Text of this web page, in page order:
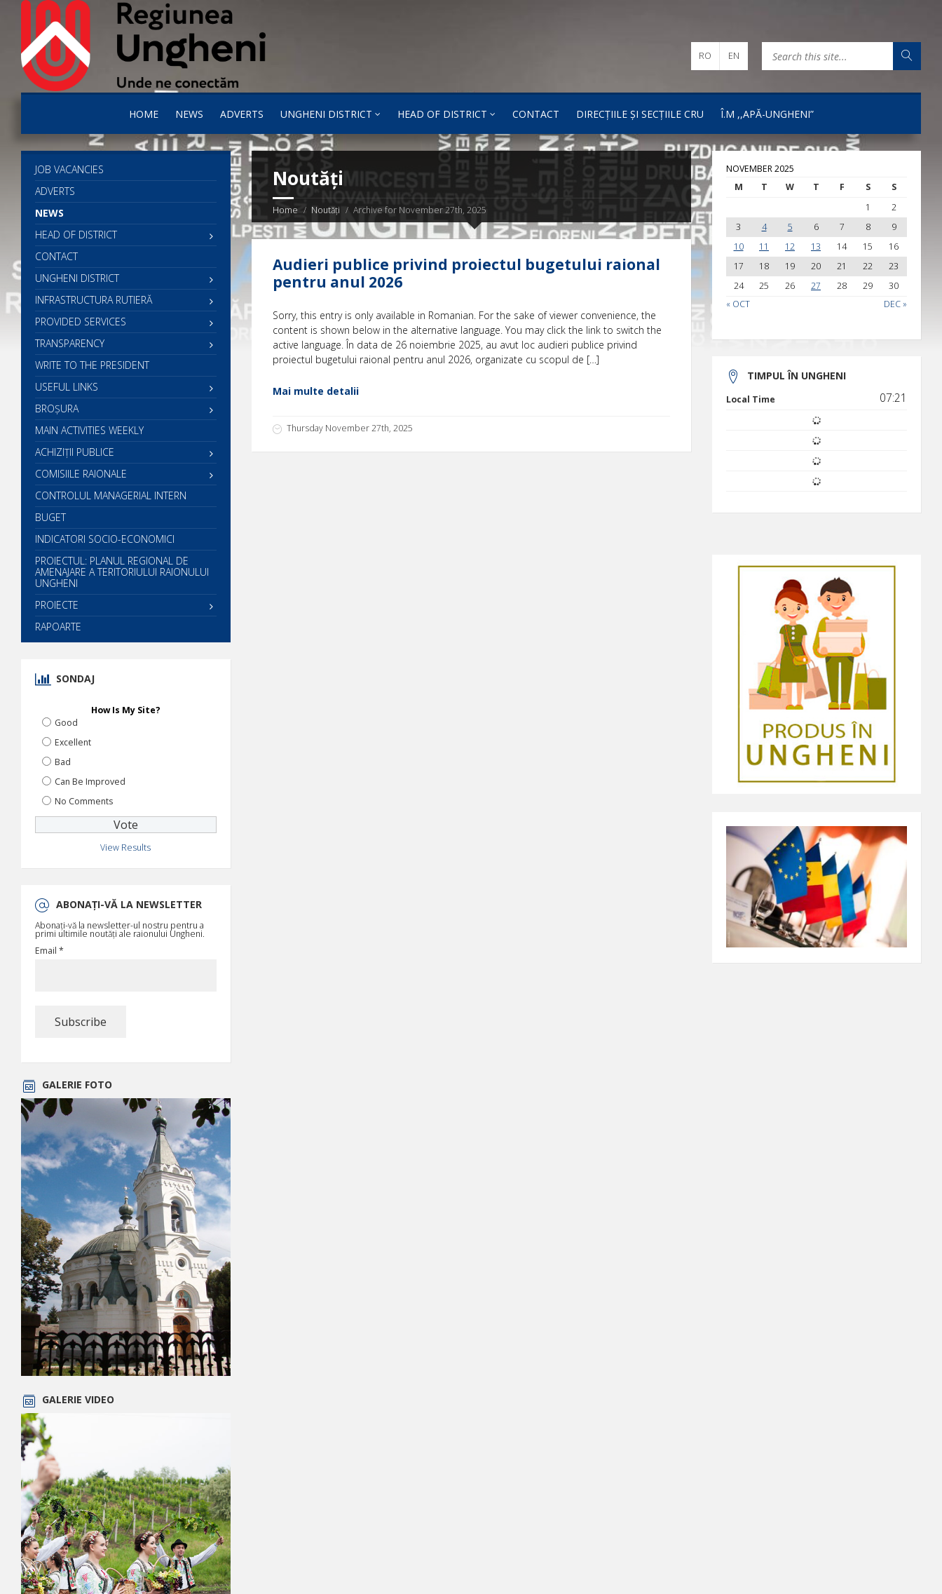
HOME NEWS ADVERTS UNGHENI DISTRICT HEAD OF DISTRICT CONTACT DIRECȚIILE ȘI SECȚIILE CRU Î.M ,,APĂ-UNGHENI”
RO EN
Noutăți
Home Noutăți Archive for November 27th, 2025
Audieri publice privind proiectul bugetului raional
pentru anul 2026
Sorry, this entry is only available in Romanian. For the sake of viewer convenience, the
content is shown below in the alternative language. You may click the link to switch the
active language. În data de 26 noiembrie 2025, au avut loc audieri publice privind
proiectul bugetului raional pentru anul 2026, organizate cu scopul de […]
Mai multe detalii
Thursday November 27th, 2025
JOB VACANCIES
ADVERTS
NEWS
HEAD OF DISTRICT
CONTACT
UNGHENI DISTRICT
INFRASTRUCTURA RUTIERĂ
PROVIDED SERVICES
TRANSPARENCY
WRITE TO THE PRESIDENT
USEFUL LINKS
BROȘURA
MAIN ACTIVITIES WEEKLY
ACHIZIȚII PUBLICE
COMISIILE RAIONALE
CONTROLUL MANAGERIAL INTERN
BUGET
INDICATORI SOCIO-ECONOMICI
PROIECTUL: PLANUL REGIONAL DE
AMENAJARE A TERITORIULUI RAIONULUI
UNGHENI
PROIECTE
RAPOARTE
SONDAJ
How Is My Site?
Good
Excellent
Bad
Can Be Improved
No Comments
View Results
ABONAȚI-VĂ LA NEWSLETTER
Abonați-vă la newsletter-ul nostru pentru a
primi ultimile noutăți ale raionului Ungheni.
Email *
GALERIE FOTO
GALERIE VIDEO
NOVEMBER 2025
M
T W T F S S
« OCT DEC »
1
2
3
4 5 6 7 8
9
10
11 12 13 14 15
16
17
18 19 20 21 22
23
24
25 26 27 28 29 30
TIMPUL ÎN UNGHENI
Local Time 07:21